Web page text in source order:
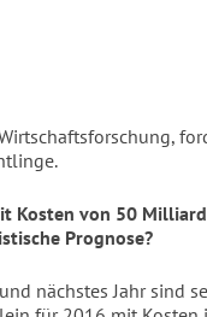
Kosten von 50
Prognose?
nächstes Jahr sind